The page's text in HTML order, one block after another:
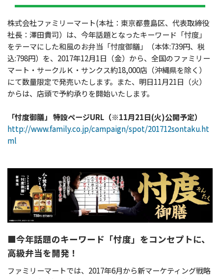
株式会社ファミリーマート(本社：東京都豊島区、代表取締役
社長：澤田貴司）は、今年話題となったキーワード「忖度」
をテーマにした和風のお弁当「忖度御膳」（本体:739円、税
込:798円）を、2017年12月1日（金）から、全国のファミリー
マート・サークルＫ・サンクス約18,000店（沖縄県を除く）
にて数量限定で発売いたします。また、明日11月21日（火）
からは、店頭で予約承りを開始いたします。
「忖度御膳」 特設ページURL（※11月21日(火)公開予定）
http://www.family.co.jp/campaign/spot/201712sontaku.ht
ml
■今年話題のキーワード「忖度」をコンセプトに、
高級弁当を開発！
ファミリーマートでは、2017年6月から新マーケティング戦略